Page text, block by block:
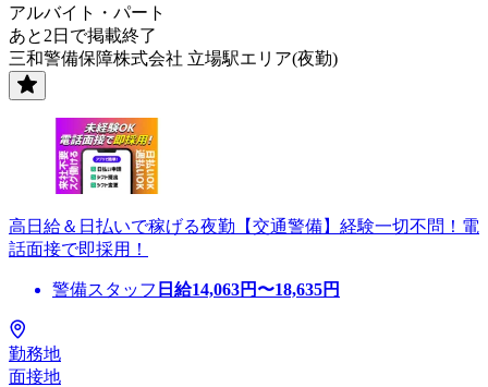
アルバイト・パート
あと2日で掲載終了
三和警備保障株式会社 立場駅エリア(夜勤)
高日給＆日払いで稼げる夜勤【交通警備】経験一切不問！電
話面接で即採用！
警備スタッフ 日給14,063円〜18,635円
勤務地
面接地